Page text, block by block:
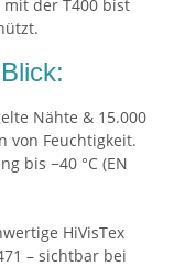
der T400 bist
Nähte & 15.000
von Feuchtigkeit.
bis −40 °C (EN
HiVisTex
– sichtbar bei